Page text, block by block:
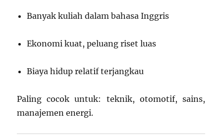
Banyak kuliah dalam bahasa Inggris
Ekonomi kuat, peluang riset luas
Biaya hidup relatif terjangkau
Paling cocok untuk: teknik, otomotif, sains,
manajemen energi.